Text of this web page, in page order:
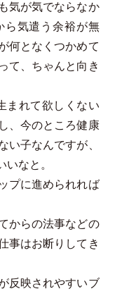
気が気でならなか
ら気遣う余裕が無
何となくつかめて
て、ちゃんと向き
まれて欲しくない
、今のところ健康
い子なんですが、
なと。
プに進められれば
からの法事などの
事はお断りしてき
反映されやすいブ